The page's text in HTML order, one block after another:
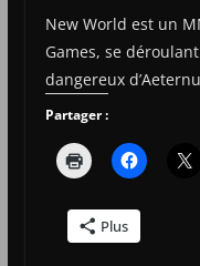
New World est un
Games, se
dangereux
Partager :
Plus